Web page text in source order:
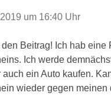
um 16:40 Uhr
den Beitrag! Ich hab
Ich werde
auch ein Auto kaufen.
wieder gegen